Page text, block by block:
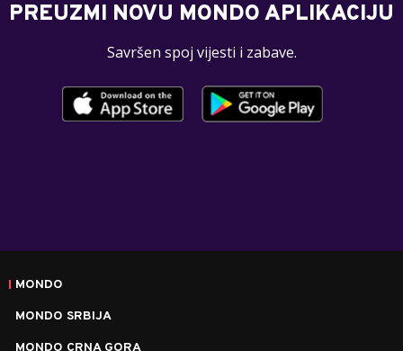
PREUZMI NOVU MONDO APLIKACIJU
Savršen spoj vijesti i zabave.
MONDO
MONDO SRBIJA
MONDO CRNA GORA